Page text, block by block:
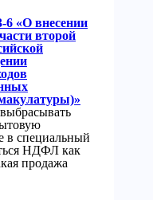
6 «О внесении
второй
в специальный
НДФЛ как
продажа